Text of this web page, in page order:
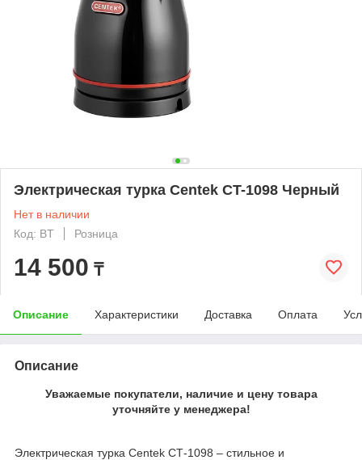
Электрическая турка Centek CT-1098 Черный
Нет в наличии
Код: BT
Розница
14 500 ₸
Описание Характеристики Доставка Оплата
Описание
Уважаемые покупатели, наличие и цену товара
уточняйте у менеджера!
Электрическая турка Centek СТ-1098 – стильное и